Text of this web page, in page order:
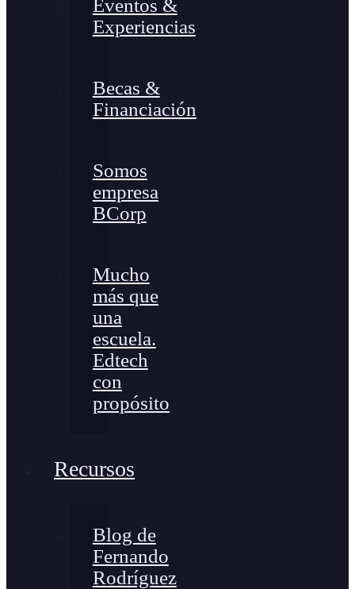
Eventos &
Experiencias
Becas &
Financiación
Somos
empresa
BCorp
Mucho
más que
una
escuela.
Edtech
con
propósito
Recursos
Blog de
Fernando
Rodríguez